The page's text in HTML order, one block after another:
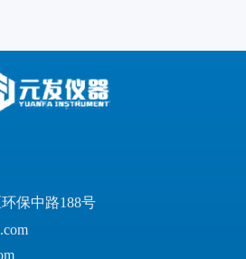
保中路188号